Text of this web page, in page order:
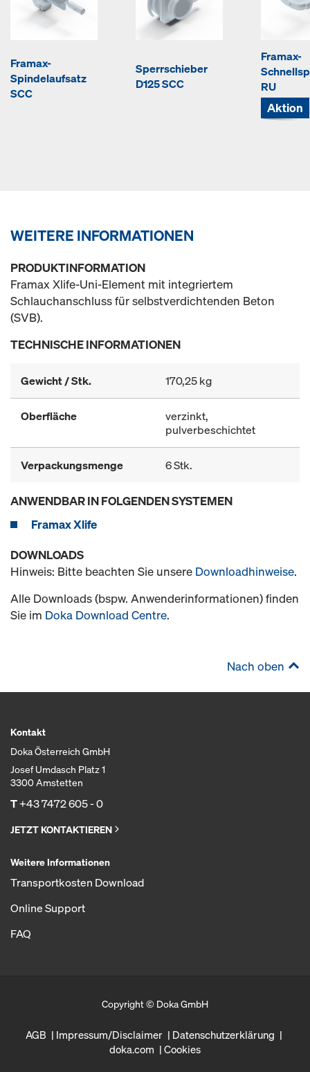
Framax-
Spindelaufsatz
SCC
Sperrschieber
D125 SCC
Framax-
RU
Aktion
WEITERE INFORMATIONEN
PRODUKTINFORMATION
Framax Xlife-Uni-Element mit integriertem
Schlauchanschluss für selbstverdichtenden Beton
(SVB).
TECHNISCHE INFORMATIONEN
Gewicht / Stk. 170,25 kg
Oberfläche
verzinkt,
pulverbeschichtet
Verpackungsmenge 6 Stk.
ANWENDBAR IN FOLGENDEN SYSTEMEN
Framax Xlife
DOWNLOADS
Hinweis: Bitte beachten Sie unsere Downloadhinweise.
Alle Downloads (bspw. Anwenderinformationen) finden
Sie im Doka Download Centre.
Nach oben
Kontakt
Doka Österreich GmbH
Josef Umdasch Platz 1
3300 Amstetten
T+43 7472 605 - 0
JETZT KONTAKTIEREN
Weitere Informationen
Transportkosten Download
Online Support
FAQ
Copyright © Doka GmbH
AGB Impressum/Disclaimer
Datenschutzerklärung
doka.com
Cookies